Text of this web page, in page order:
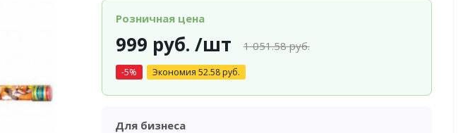
Розничная цена
999 руб. /шт 1 051.58руб.
-5% Экономия 52.58руб.
Для бизнеса